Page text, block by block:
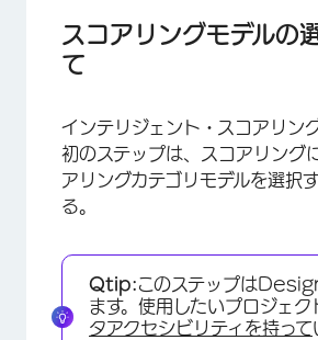
スコアリングモデルの選択
スコアリングモデルの編集
スコアリングモデルの
て
インテリジェント・スコアリン
初のステップは、スコアリング
アリングカテゴリモデルを選択
る。
Qtip:このステップは
ます。使用したいプロジェク
タアクセシビリティを持って